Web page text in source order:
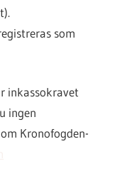
som
inkassokravet
ingen
Kronofogden-